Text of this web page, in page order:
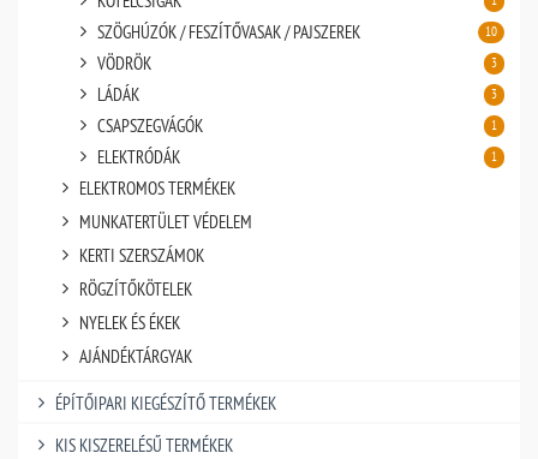
SZÖGHÚZÓK / FESZÍTŐVASAK / PAJSZEREK 10
VÖDRÖK 3
LÁDÁK 3
CSAPSZEGVÁGÓK 1
ELEKTRÓDÁK 1
ELEKTROMOS TERMÉKEK
MUNKATERTÜLET VÉDELEM
KERTI SZERSZÁMOK
RÖGZÍTŐKÖTELEK
NYELEK ÉS ÉKEK
AJÁNDÉKTÁRGYAK
ÉPÍTŐIPARI KIEGÉSZÍTŐ TERMÉKEK
KIS KISZERELÉSŰ TERMÉKEK